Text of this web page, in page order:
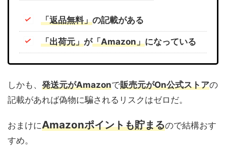
「返品無料」の記載がある
「出荷元」が「Amazon」になっている
しかも、 発送元がAmazonで販売元がOn公式ストアの
記載があれば偽物に騙されるリスクはゼロだ。
おまけにAmazonポイントも貯まるので結構おす
すめ。